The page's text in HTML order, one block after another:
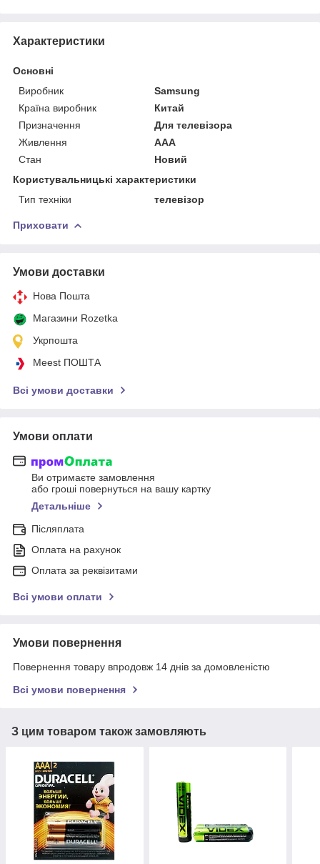
Характеристики
Основні
Виробник
Samsung
Країна виробник
Китай
Призначення
Для телевізора
Живлення
AAA
Стан
Новий
Користувальницькі характеристики
Тип техніки
телевізор
Приховати
Умови доставки
Нова Пошта
Магазини Rozetka
Укрпошта
Meest ПОШТА
Всі умови доставки
Умови оплати
Ви отримаєте замовлення
або гроші повернуться на вашу картку
Детальніше
Післяплата
Оплата на рахунок
Оплата за реквізитами
Всі умови оплати
Умови повернення
Повернення товару впродовж 14 днів за домовленістю
Всі умови повернення
З цим товаром також замовляють